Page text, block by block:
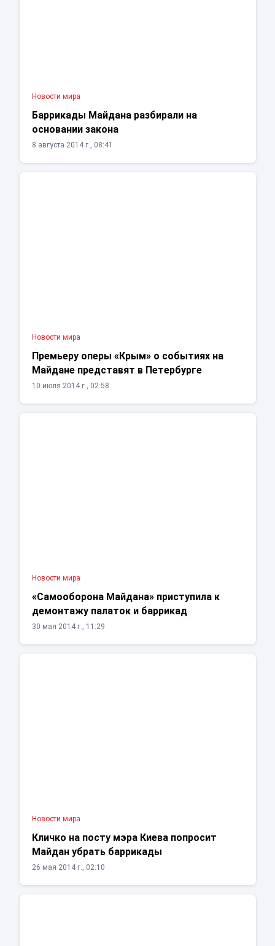
Новости мира
Баррикады Майдана разбирали на
основании закона
8 августа 2014 г., 08:41
Новости мира
Премьеру оперы «Крым» о событиях на
Майдане представят в Петербурге
10 июля 2014 г., 02:58
Новости мира
«Самооборона Майдана» приступила к
демонтажу палаток и баррикад
30 мая 2014 г., 11:29
Новости мира
Кличко на посту мэра Киева попросит
Майдан убрать баррикады
26 мая 2014 г., 02:10